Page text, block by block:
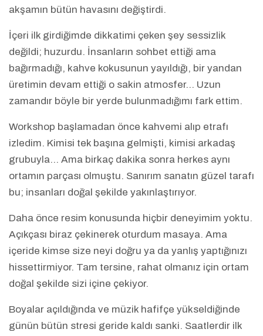
akşamın bütün havasını değiştirdi.
İçeri ilk girdiğimde dikkatimi çeken şey sessizlik
değildi; huzurdu. İnsanların sohbet ettiği ama
bağırmadığı, kahve kokusunun yayıldığı, bir yandan
üretimin devam ettiği o sakin atmosfer… Uzun
zamandır böyle bir yerde bulunmadığımı fark ettim.
Workshop başlamadan önce kahvemi alıp etrafı
izledim. Kimisi tek başına gelmişti, kimisi arkadaş
grubuyla… Ama birkaç dakika sonra herkes aynı
ortamın parçası olmuştu. Sanırım sanatın güzel tarafı
bu; insanları doğal şekilde yakınlaştırıyor.
Daha önce resim konusunda hiçbir deneyimim yoktu.
Açıkçası biraz çekinerek oturdum masaya. Ama
içeride kimse size neyi doğru ya da yanlış yaptığınızı
hissettirmiyor. Tam tersine, rahat olmanız için ortam
doğal şekilde sizi içine çekiyor.
Boyalar açıldığında ve müzik hafifçe yükseldiğinde
günün bütün stresi geride kaldı sanki. Saatlerdir ilk